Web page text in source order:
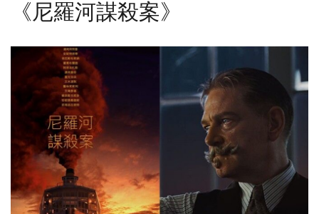
《尼羅河謀殺案》